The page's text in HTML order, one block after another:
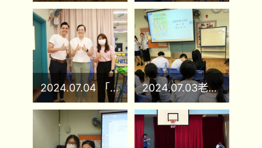
2024.07.04 「SNAIL伴同行」講故事比賽2024 頒獎儀式 2024.07.03老師同學也閱讀